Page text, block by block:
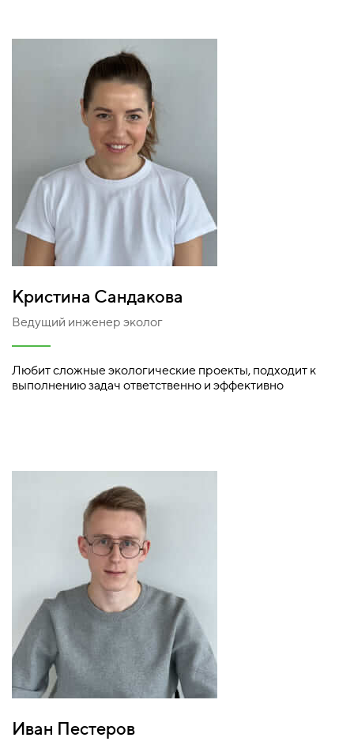
Кристина Сандакова
Ведущий инженер эколог
Любит сложные экологические проекты, подходит к
выполнению задач ответственно и эффективно
Иван Пестеров